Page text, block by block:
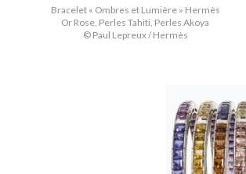
Bracelet « Ombres et Lumière » Hermès
Or Rose, Perles Tahiti, Perles Akoya
© Paul Lepreux / Hermès